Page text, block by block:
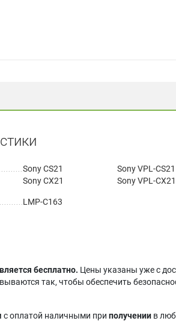
Sony CS21
Sony CX21
Sony VPL-CS21
Sony VPL-CX21
LMP-C163
бесплатно. Цены указаны уже с
так, чтобы обеспечить
с оплатой наличными при получении в